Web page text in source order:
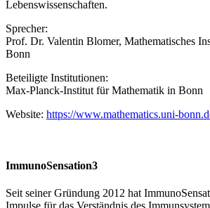
Lebenswissenschaften.
Sprecher:
Prof. Dr. Valentin Blomer, Mathematisches
Bonn
Beteiligte Institutionen:
Max-Planck-Institut für Mathematik in Bonn
Website: https://www.mathematics.uni-
ImmunoSensation3
Seit seiner Gründung 2012 hat